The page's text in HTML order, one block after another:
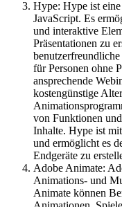
Hype: Hype ist
JavaScript. Es
und interaktive
Präsentationen zu
für Personen ohne
ansprechende
kostengünstige
von Funktionen
Inhalte. Hype ist
und ermöglicht es
Endgeräte zu
Adobe Animate:
Animations- und
Animate können